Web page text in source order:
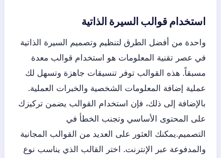
استخدام قوالب السيرة الذاتية
واحدة من أفضل الطرق لتنظيم وتصميم السيرة الذاتية
في عصر تقنية المعلومات هو استخدام قوالب معدة
مسبقاً. هذه القوالب توفر تنسيقات جاهزة وتسهل لك
عملية إضافة المعلومات الشخصية والخبرات العملية.
بالإضافة إلى ذلك، فإن استخدام القوالب يضمن تركيزك
على المحتوى الأساسي وتجنب الخطأ في
التصميم.يمكنك العثور على العديد من القوالب المجانية
والمدفوعة عبر الإنترنت. اختر القالب الذي يناسب نوع